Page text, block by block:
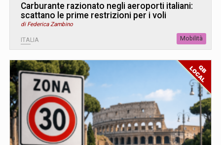
Carburante razionato negli aeroporti italiani:
scattano le prime restrizioni per i voli
di Federica Zambino
ITALIA Mobilità